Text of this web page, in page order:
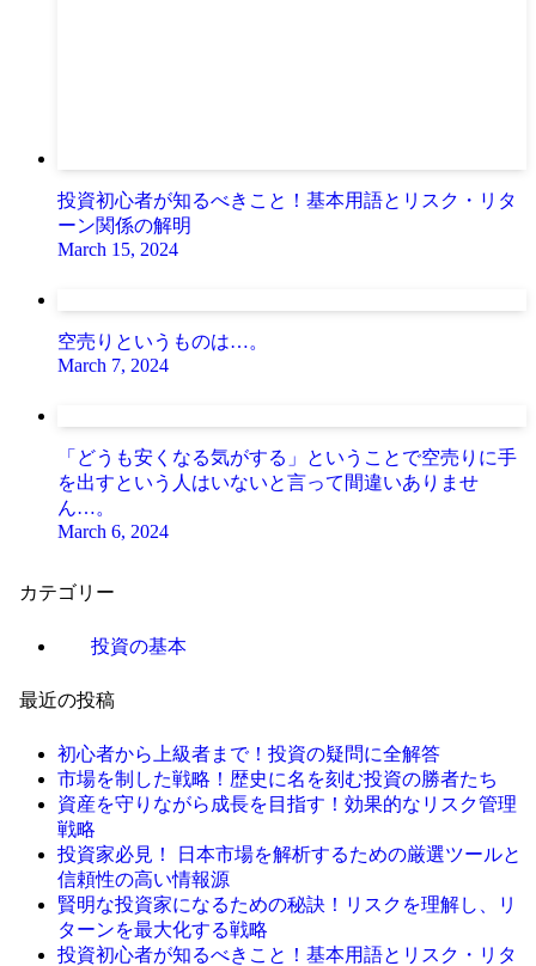
投資初心者が知るべきこと！基本用語とリスク・リタ
ーン関係の解明
March 15, 2024
空売りというものは…。
March 7, 2024
「どうも安くなる気がする」ということで空売りに手
を出すという人はいないと言って間違いありませ
ん…。
March 6, 2024
カテゴリー
投資の基本
最近の投稿
初心者から上級者まで！投資の疑問に全解答
市場を制した戦略！歴史に名を刻む投資の勝者たち
資産を守りながら成長を目指す！効果的なリスク管理
戦略
投資家必見！ 日本市場を解析するための厳選ツールと
信頼性の高い情報源
賢明な投資家になるための秘訣！リスクを理解し、リ
ターンを最大化する戦略
投資初心者が知るべきこと！基本用語とリスク・リタ